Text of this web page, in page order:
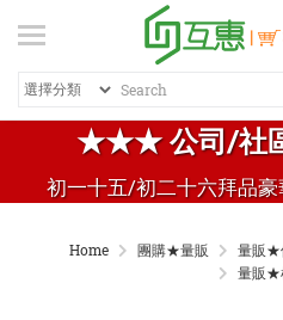
★★★ 公司/社
初一十五/初二十六拜品
登入 / 註冊
紅利專區
熱銷商品
Home 團購★量販 量販★
量販★